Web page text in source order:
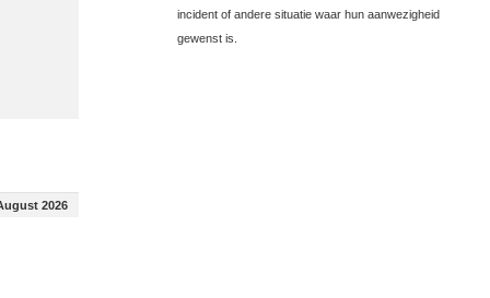
2026
incident of andere situatie waar hun aanwezigheid
gewenst is.